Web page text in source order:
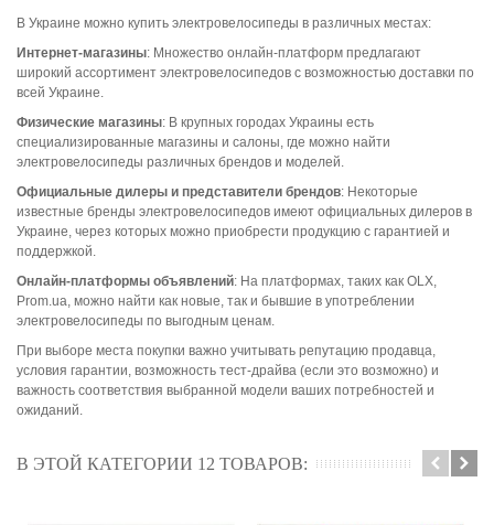
В Украине можно купить электровелосипеды в различных местах:
Интернет-магазины: Множество онлайн-платформ предлагают
широкий ассортимент электровелосипедов с возможностью доставки по
всей Украине.
Физические магазины: В крупных городах Украины есть
специализированные магазины и салоны, где можно найти
электровелосипеды различных брендов и моделей.
Официальные дилеры и представители брендов: Некоторые
известные бренды электровелосипедов имеют официальных дилеров в
Украине, через которых можно приобрести продукцию с гарантией и
поддержкой.
Онлайн-платформы объявлений: На платформах, таких как OLX,
Prom.ua, можно найти как новые, так и бывшие в употреблении
электровелосипеды по выгодным ценам.
При выборе места покупки важно учитывать репутацию продавца,
условия гарантии, возможность тест-драйва (если это возможно) и
важность соответствия выбранной модели ваших потребностей и
ожиданий.
В ЭТОЙ КАТЕГОРИИ 12 ТОВАРОВ: